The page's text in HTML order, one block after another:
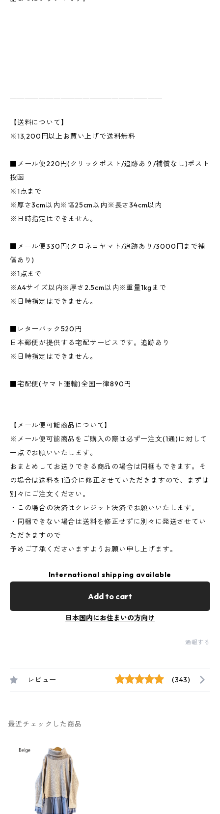
【送料について】
※13,200円以上お買い上げで送料無料
■メール便220円(クリックポスト/追跡あり/補償なし)ポスト
投函
※1点まで
※厚さ3cm以内※幅25cm以内※長さ34cm以内
※日時指定はできません。
■メール便330円(クロネコヤマト/追跡あり/3000円まで補
償あり)
※1点まで
※A4サイズ以内※厚さ2.5cm以内※重量1kgまで
※日時指定はできません。
■レターパック520円
日本郵便が提供する宅配サービスです。追跡あり
※日時指定はできません。
■宅配便(ヤマト運輸)全国一律890円
【メール便可能商品について】
※メール便可能商品をご購入の際は必ず一注文(1通)に対して
一点でお願いいたします。
おまとめしてお送りできる商品の場合は同梱もできます。そ
の場合は送料を1通分に修正させていただきますので、まずは
別々にご注文ください。
・この場合の決済はクレジット決済でお願いいたします。
・同梱できない場合は送料を修正せずに別々に発送させてい
ただきますので
予めご了承くださいますようお願い申し上げます。
International shipping available
Add to cart
日本国内にお住まいの方向け
通報する
レビュー (343)
最近チェックした商品